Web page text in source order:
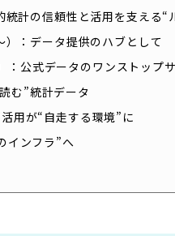
計の信頼性と活用を支える“
：データ提供のハブとして
公式データのワンストップ
む”統計データ
用が“自走する環境”に
インフラ”へ